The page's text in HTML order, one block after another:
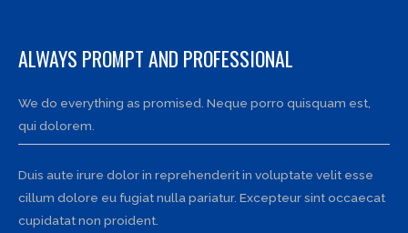
ALWAYS PROMPT AND PROFESSIONAL
We do everything as promised. Neque porro quisquam est,
qui dolorem.
Duis aute irure dolor in reprehenderit in voluptate velit esse
cillum dolore eu fugiat nulla pariatur. Excepteur sint occaecat
cupidatat non proident.